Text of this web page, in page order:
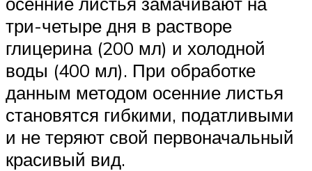
три-четыре дня в растворе
глицерина (200 мл) и холодной
воды (400 мл). При обработке
данным методом осенние листья
становятся гибкими, податливыми
и не теряют свой первоначальный
красивый вид.